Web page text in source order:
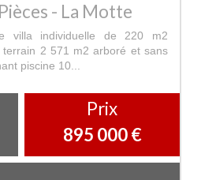
- La Motte
villa individuelle de 220 m2
2 571 m2 arboré et sans
piscine 10...
Prix
895 000 €